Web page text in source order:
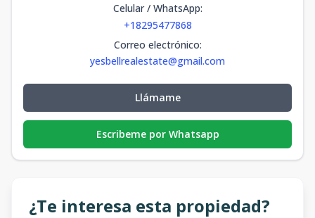
Celular / WhatsApp:
+18295477868
Correo electrónico:
yesbellrealestate@gmail.com
Llámame
Escribeme por Whatsapp
¿Te interesa esta propiedad?